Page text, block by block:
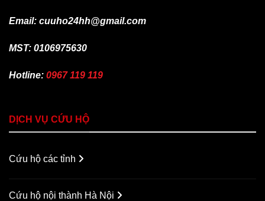
Email: cuuho24hh@gmail.com
MST: 0106975630
Hotline: 0967 119 119
DỊCH VỤ CỨU HỘ
Cứu hộ các tỉnh
Cứu hộ nội thành Hà Nội